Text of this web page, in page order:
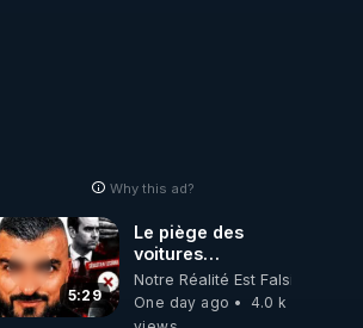
Why this ad?
5:29
Le piège des
voitures
électriques se
referme sur les
usagers !
Notre Réalité Est Falsifiée Et
One day ago
4.0 k